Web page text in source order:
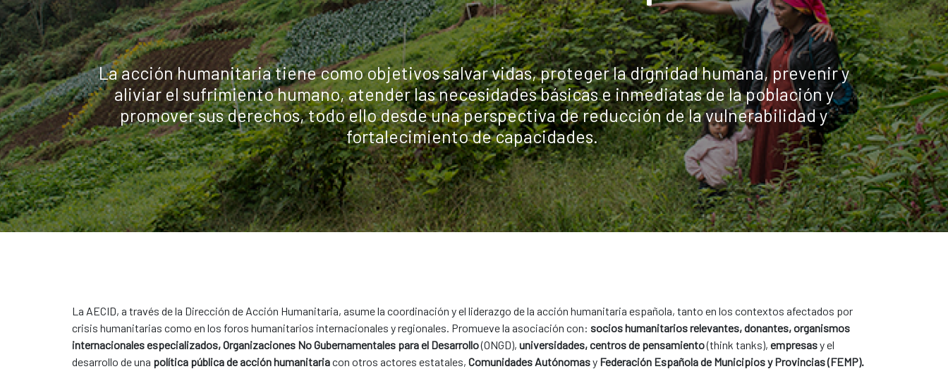
La acción humanitaria tiene como objetivos salvar vidas, proteger la dignidad humana, prevenir y
aliviar el sufrimiento humano, atender las necesidades básicas e inmediatas de la población y
promover sus derechos, todo ello desde una perspectiva de reducción de la vulnerabilidad y
fortalecimiento de capacidades.
La AECID, a través de la Dirección de Acción Humanitaria, asume la coordinación y el liderazgo de la acción humanitaria española, tanto en los contextos afectados por
crisis humanitarias como en los foros humanitarios internacionales y regionales. Promueve la asociación con: socios humanitarios relevantes, donantes, organismos
internacionales especializados, Organizaciones No Gubernamentales para el Desarrollo(ONGD), universidades, centros de pensamiento(think tanks), empresasy el
desarrollo de una política pública de acción humanitariacon otros actores estatales, Comunidades Autónomasy Federación Española de Municipios y Provincias (FEMP).